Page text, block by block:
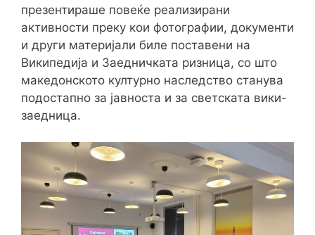
презентираше повеќе реализирани
активности преку кои фотографии, документи
и други материјали биле поставени на
Википедија и Заедничката ризница, со што
македонското културно наследство станува
подостапно за јавноста и за светската вики-
заедница.